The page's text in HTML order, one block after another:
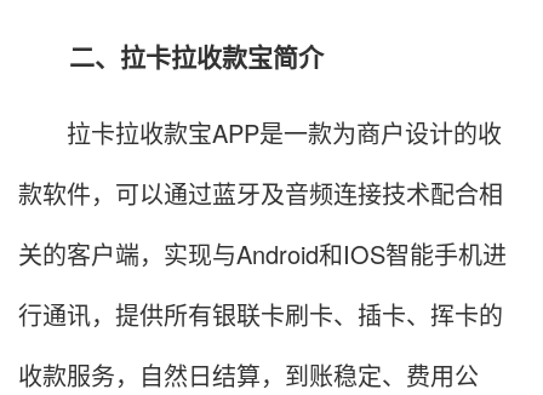
二、拉卡拉收款宝简介
拉卡拉收款宝APP是一款为商户设计的收
款软件，可以通过蓝牙及音频连接技术配合相
关的客户端，实现与Android和IOS智能手机进
行通讯，提供所有银联卡刷卡、插卡、挥卡的
收款服务，自然日结算，到账稳定、费用公